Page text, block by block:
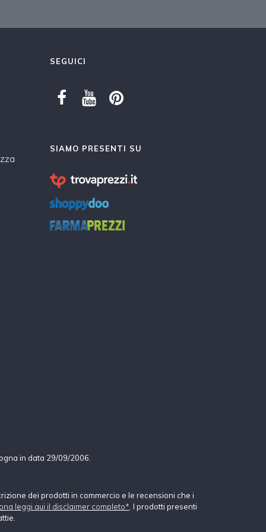
SEGUICI
SIAMO PRESENTI SU
in data 29/09/2006.
dei prodotti in commercio e le recensioni che i
leggi qui il disclaimer completo* . I prodotti presenti